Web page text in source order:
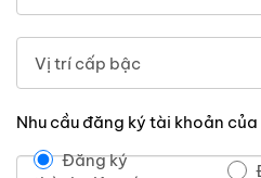
Nhu cầu đăng ký tài khoản
Đăng ký